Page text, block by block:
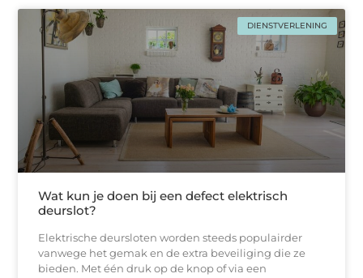
DIENSTVERLENING
Wat kun je doen bij een defect elektrisch
deurslot?
Elektrische deursloten worden steeds populairder
vanwege het gemak en de extra beveiliging die ze
bieden. Met één druk op de knop of via een